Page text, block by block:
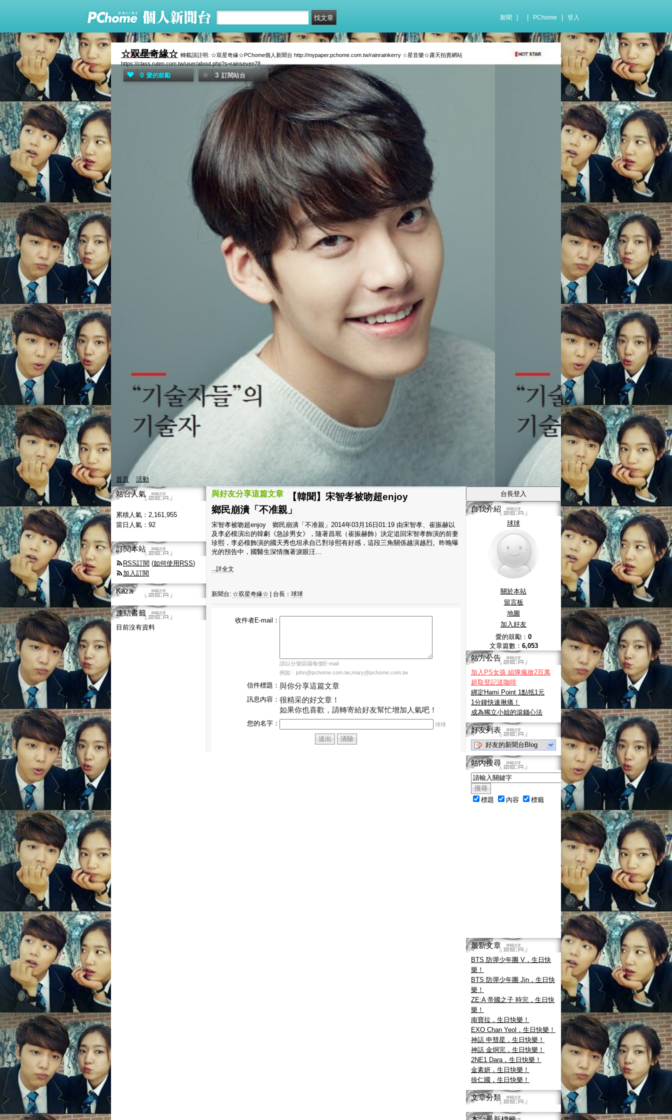
新聞 PChome 登入
☆双星奇緣☆ 轉載請註明: ☆双星奇緣☆PChome個人新聞台 http://mypaper.pchome.com.tw/rainrainkerry ☆星音樂☆露天拍賣網站
https://class.ruten.com.tw/user/about.php?s=rainseven78
0 愛的鼓勵 3 訂閱站台
首頁 活動
與好友分享這篇文章
【韓聞】宋智孝被吻超enjoy
鄉民崩潰「不准親」
宋智孝被吻超enjoy 鄉民崩潰「不准親」2014年03月16日01:19 由宋智孝、崔振赫以
及李必模演出的韓劇《急診男女》，隨著昌珉（崔振赫飾）決定追回宋智孝飾演的前妻
珍熙，李必模飾演的國天秀也坦承自己對珍熙有好感，這段三角關係越演越烈。昨晚曝
光的預告中，國醫生深情撫著淚眼汪...
...詳全文
新聞台: ☆双星奇緣☆ | 台長： 球球
收件者E-mail：
請以分號區隔每個E-mail
例如：john@pchome.com.tw;mary@pchome.com.tw
信件標題： 與你分享這篇文章
訊息內容： 很精采的好文章！
如果你也喜歡，請轉寄給好友幫忙增加人氣吧！
您的名字： 球球
自我介紹
球球
關於本站
留言板
地圖
加入好友
愛的鼓勵： 0
文章篇數： 6,053
站方公告
加入PS女孩 組隊瘋搶2百萬
超取登記送咖啡
綁定Hami Point 1點抵1元
1分鐘快速揪痛！
成為獨立小姐的滾錢心法
好友列表
好友的新聞台Blog
站內搜尋
標題 內容 標籤
最新文章
BTS 防彈少年團 V，生日快
樂！
BTS 防彈少年團 Jin，生日快
樂！
ZE:A 帝國之子 時完，生日快
樂！
南寶拉，生日快樂！
EXO Chan Yeol，生日快樂！
神話 申彗星，生日快樂！
神話 金烔完，生日快樂！
2NE1 Dara，生日快樂！
金素妍，生日快樂！
徐仁國，生日快樂！
文章分類
站台人氣
累積人氣： 2,161,955
當日人氣： 92
訂閱本站
RSS訂閱 (如何使用RSS)
加入訂閱
Kaza
連結書籤
目前沒有資料